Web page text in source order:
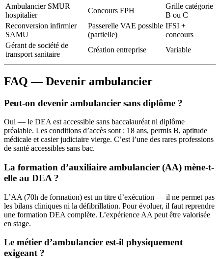
Ambulancier SMUR
hospitalier
Concours FPH
Grille catégorie
B ou C
Reconversion infirmier
SAMU
Passerelle VAE possible
(partielle)
IFSI +
concours
Gérant de société de
transport sanitaire
Création entreprise Variable
FAQ — Devenir ambulancier
Peut-on devenir ambulancier sans diplôme ?
Oui — le DEA est accessible sans baccalauréat ni diplôme
préalable. Les conditions d’accès sont : 18 ans, permis B, aptitude
médicale et casier judiciaire vierge. C’est l’une des rares professions
de santé accessibles sans bac.
La formation d’auxiliaire ambulancier (AA) mène-t-
elle au DEA ?
L’AA (70h de formation) est un titre d’exécution — il ne permet pas
les bilans cliniques ni la défibrillation. Pour évoluer, il faut reprendre
une formation DEA complète. L’expérience AA peut être valorisée
en stage.
Le métier d’ambulancier est-il physiquement
exigeant ?